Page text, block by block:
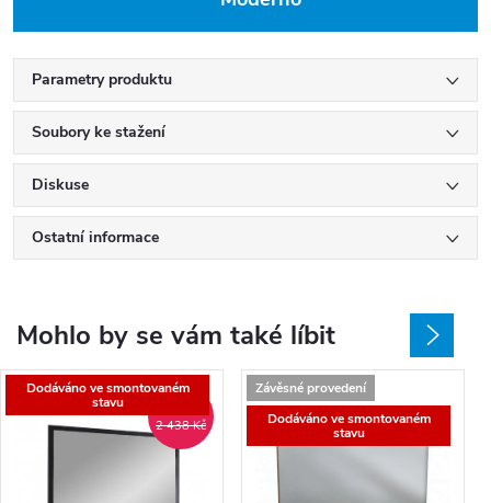
Parametry produktu
Soubory ke stažení
Diskuse
Ostatní informace
Mohlo by se vám také líbit
2 438 Kč
Dodáváno ve smontovaném
stavu
Závěsné provedení
Dodáváno ve smontovaném
stavu